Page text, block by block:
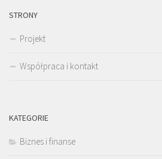
STRONY
Projekt
Współpraca i kontakt
KATEGORIE
Biznes i finanse